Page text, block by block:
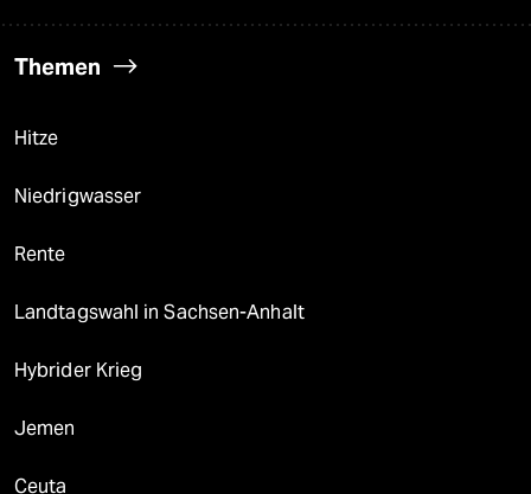
Themen
Hitze
Niedrigwasser
Rente
Landtagswahl in Sachsen-Anhalt
Hybrider Krieg
Jemen
Ceuta